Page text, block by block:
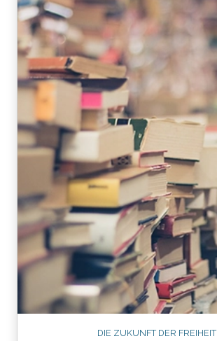
DIE ZUKUNFT DER FREIHEIT